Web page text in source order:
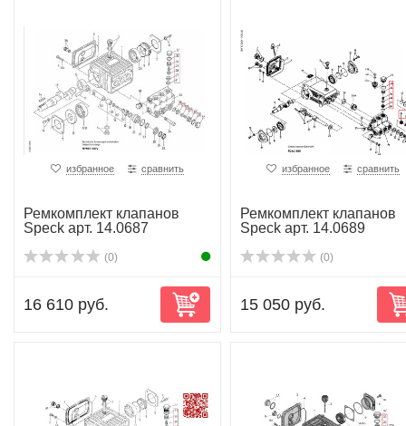
избранное сравнить
Ремкомплект клапанов
Speck арт. 14.0687
(0)
16 610 руб.
избранное сравнить
Ремкомплект клапанов
Speck арт. 14.0689
(0)
15 050 руб.